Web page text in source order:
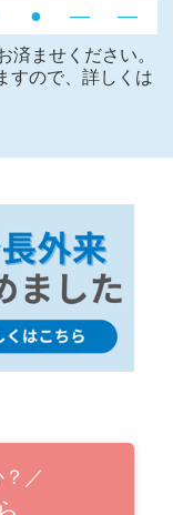
ませください。
すので、詳しくは
● ― ―
／